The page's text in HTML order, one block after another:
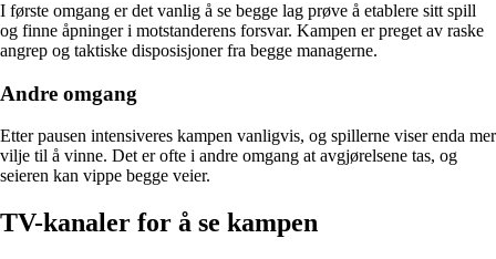
I første omgang er det vanlig å se begge lag prøve å etablere sitt spill
og finne åpninger i motstanderens forsvar. Kampen er preget av raske
angrep og taktiske disposisjoner fra begge managerne.
Andre omgang
Etter pausen intensiveres kampen vanligvis, og spillerne viser enda mer
vilje til å vinne. Det er ofte i andre omgang at avgjørelsene tas, og
seieren kan vippe begge veier.
TV-kanaler for å se kampen